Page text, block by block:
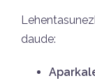
daude: